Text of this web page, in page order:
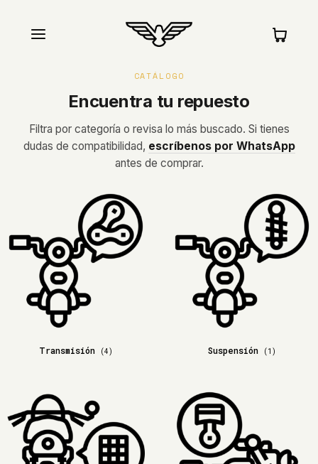
CATÁLOGO
Encuentra tu repuesto
Filtra por categoría o revisa lo más buscado. Si tienes
dudas de compatibilidad, escríbenos por WhatsApp
antes de comprar.
Transmisión (4) Suspensión (1)